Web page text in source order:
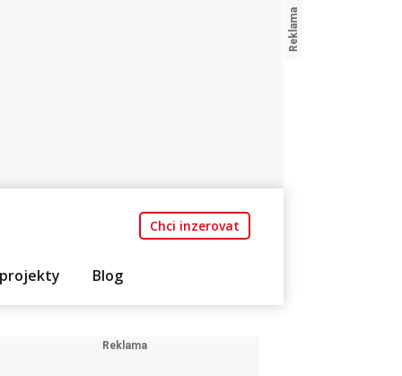
Chci inzerovat
Blog